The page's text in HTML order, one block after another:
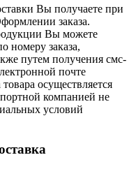
Вы получаете при
заказа.
Вы можете
номеру заказа,
путем получения смс-
почте
осуществляется
компанией не
условий